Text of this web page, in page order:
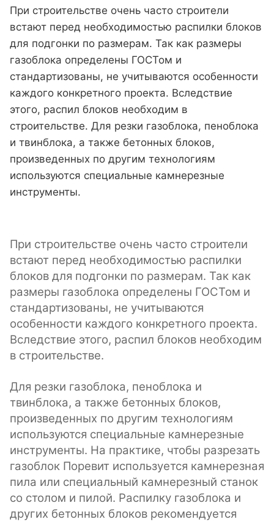
При строительстве очень часто строители
встают перед необходимостью распилки блоков
для подгонки по размерам. Так как размеры
газоблока определены ГОСТом и
стандартизованы, не учитываются особенности
каждого конкретного проекта. Вследствие
этого, распил блоков необходим в
строительстве. Для резки газоблока, пеноблока
и твинблока, а также бетонных блоков,
произведенных по другим технологиям
используются специальные камнерезные
инструменты.
При строительстве очень часто строители
встают перед необходимостью распилки
блоков для подгонки по размерам. Так как
размеры газоблока определены ГОСТом и
стандартизованы, не учитываются
особенности каждого конкретного проекта.
Вследствие этого, распил блоков необходим
в строительстве.
Для резки газоблока, пеноблока и
твинблока, а также бетонных блоков,
произведенных по другим технологиям
используются специальные камнерезные
инструменты. На практике, чтобы разрезать
газоблок Поревит используется камнерезная
пила или специальный камнерезный станок
со столом и пилой. Распилку газоблока и
других бетонных блоков рекомендуется